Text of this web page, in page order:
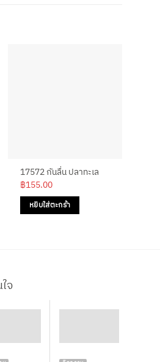
17572 กันลื่น ปลาทะเล
฿155.00
หยิบใส่ตะกร้า
จ